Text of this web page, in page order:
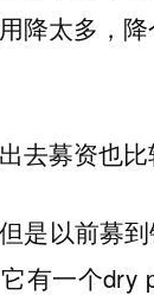
降太多，
去募资也比
是以前募到
有一个dry